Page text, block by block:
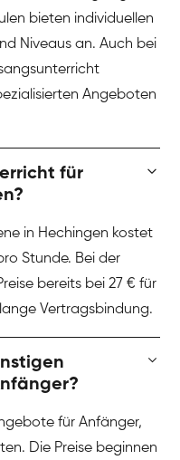
bieten individuellen
Niveaus an. Auch bei
Angeboten
für
in Hechingen kostet
Stunde. Bei der
bereits bei 27 € für
Vertragsbindung.
für Anfänger,
Die Preise beginnen